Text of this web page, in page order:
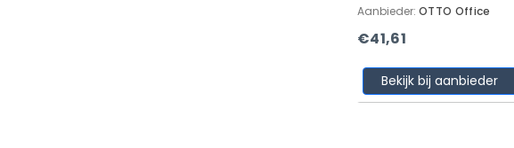
Aanbieder: OTTO Office
€41,61
Bekijk bij aanbieder